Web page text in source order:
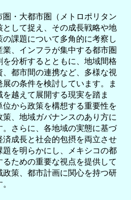
・大都市圏（メトロポリタン
して捉え、その成長戦略や地
課題について多角的に考察し
、インフラが集中する都市圏
分析するとともに、地域間格
都市間の連携など、多様な視
の条件を検討しています。ま
越えて展開する現実を踏ま
位から政策を構想する重要性を
、地域ガバナンスのあり方に
さらに、各地域の実態に基づ
済成長と社会的包摂を両立させ
を明らかにし、メキシコの都
ための重要な視点を提供して
策、都市計画に関心を持つ研